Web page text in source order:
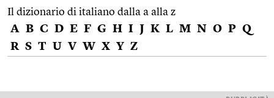
Il dizionario di italiano dalla a alla z
A B C D E F G H I J K L M N O P Q
R S T U V W X Y Z